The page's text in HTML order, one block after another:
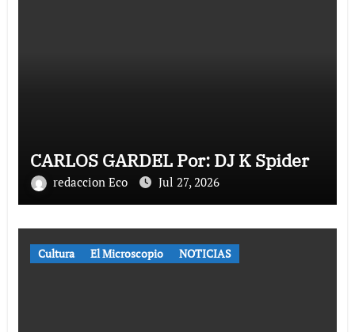
CARLOS GARDEL Por: DJ K Spider
redaccion Eco Jul 27, 2026
Cultura El Microscopio NOTICIAS